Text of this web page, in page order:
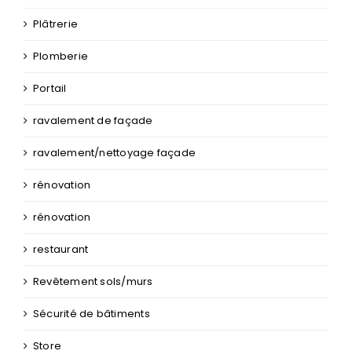
Plâtrerie
Plomberie
Portail
ravalement de façade
ravalement/nettoyage façade
rénovation
rénovation
restaurant
Revêtement sols/murs
Sécurité de bâtiments
Store